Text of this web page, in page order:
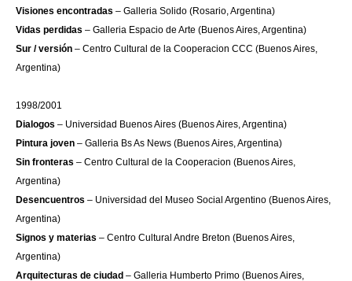
Visiones encontradas – Galleria Solido (Rosario, Argentina)
Vidas perdidas – Galleria Espacio de Arte (Buenos Aires, Argentina)
Sur / versión – Centro Cultural de la Cooperacion CCC (Buenos Aires,
Argentina)
1998/2001
Dialogos – Universidad Buenos Aires (Buenos Aires, Argentina)
Pintura joven – Galleria Bs As News (Buenos Aires, Argentina)
Sin fronteras – Centro Cultural de la Cooperacion (Buenos Aires,
Argentina)
Desencuentros – Universidad del Museo Social Argentino (Buenos Aires,
Argentina)
Signos y materias – Centro Cultural Andre Breton (Buenos Aires,
Argentina)
Arquitecturas de ciudad – Galleria Humberto Primo (Buenos Aires,